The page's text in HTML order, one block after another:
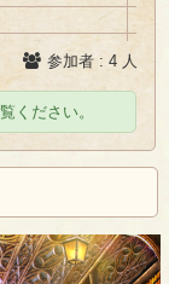
参加者 : 4 人
ください。